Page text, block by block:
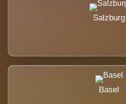
Salzburg
Basel